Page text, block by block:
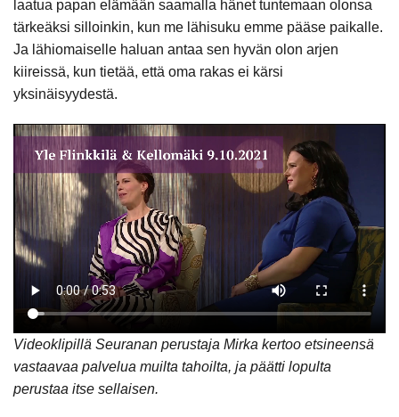
laatua papan elämään saamalla hänet tuntemaan olonsa
tärkeäksi silloinkin, kun me lähisuku emme pääse paikalle.
Ja lähiomaiselle haluan antaa sen hyvän olon arjen
kiireissä, kun tietää, että oma rakas ei kärsi
yksinäisyydestä.
Videoklipillä Seuranan perustaja Mirka kertoo etsineensä
vastaavaa palvelua muilta tahoilta, ja päätti lopulta
perustaa itse sellaisen.